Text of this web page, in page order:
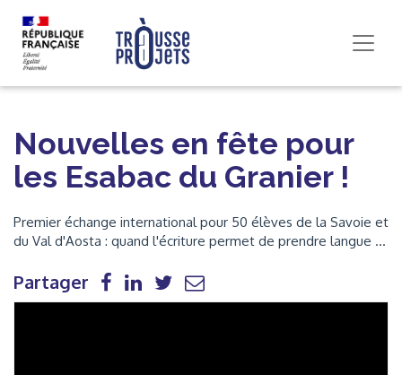
Nouvelles en fête pour
les Esabac du Granier !
Premier échange international pour 50 élèves de la Savoie et
du Val d'Aosta : quand l'écriture permet de prendre langue ...
Partager